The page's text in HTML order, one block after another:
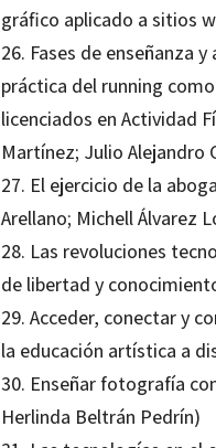
gráfico aplicado a sitios
26. Fases de enseñanza
práctica del running
licenciados en Actividad
Martínez; Julio Alejandro
27. El ejercicio de la
Arellano; Michell Álvarez
28. Las revoluciones
de libertad y
29. Acceder, conectar y
la educación artística a
30. Enseñar fotografía
Herlinda Beltrán Pedrín)